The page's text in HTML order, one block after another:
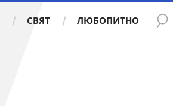
СВЯТ ЛЮБОПИТНО